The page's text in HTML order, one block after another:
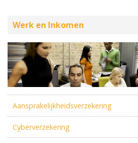
Werk en Inkomen
Aansprakelijkheidsverzekering
Cyberverzekering